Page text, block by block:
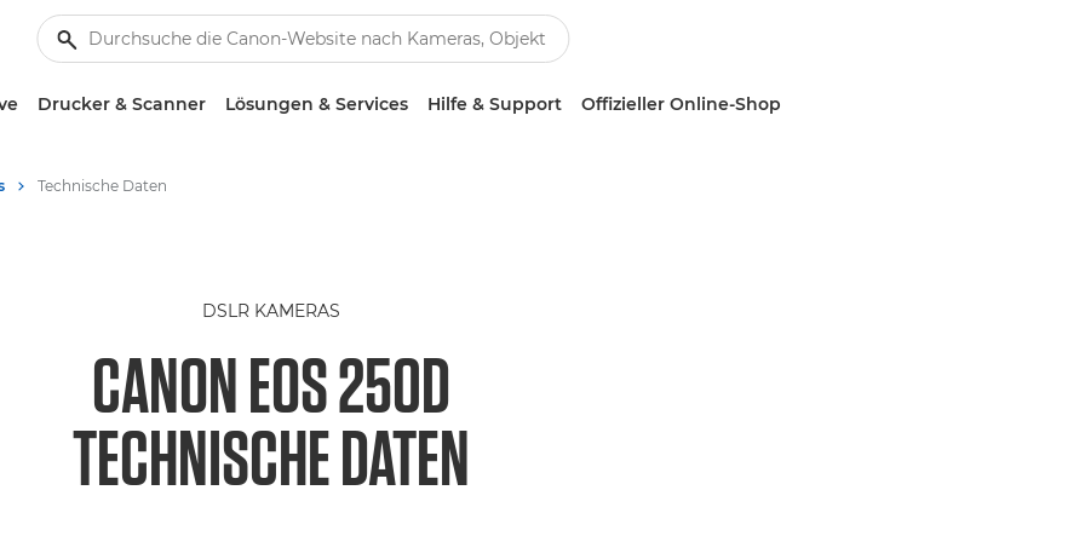
Drucker & Scanner Lösungen & Services Hilfe & Support Offizieller Online-Shop
Technische Daten
DSLR KAMERAS
CANON EOS 250D
TECHNISCHE DATEN